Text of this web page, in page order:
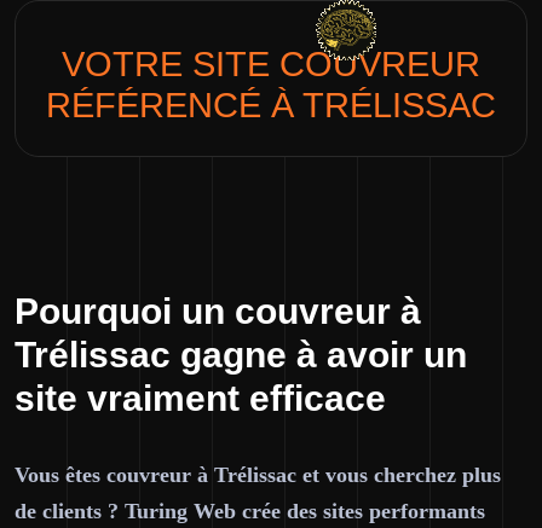
VOTRE SITE COUVREUR
RÉFÉRENCÉ À TRÉLISSAC
Pourquoi un couvreur à
Trélissac gagne à avoir un
site vraiment efficace
Vous êtes couvreur à Trélissac et vous cherchez plus
de clients ? Turing Web crée des sites performants